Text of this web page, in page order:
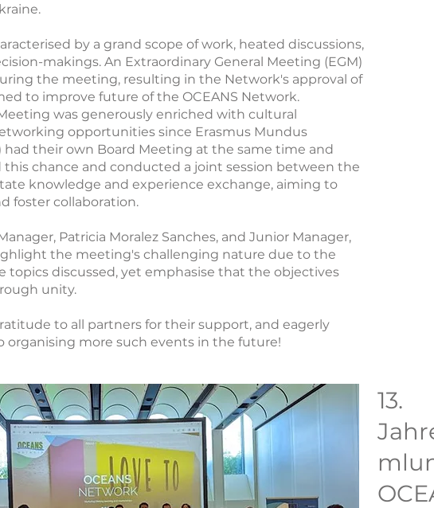
by a grand scope of work, heated discussions,
makings. An Extraordinary General Meeting (EGM)
the meeting, resulting in the Network's approval of
to improve future of the OCEANS Network.
was generously enriched with cultural
opportunities since Erasmus Mundus
had their own Board Meeting at the same time and
this chance and conducted a joint session between the
knowledge and experience exchange, aiming to
foster collaboration.
Patricia Moralez Sanches, and Junior Manager,
the meeting's challenging nature due to the
topics discussed, yet emphasise that the objectives
unity.
to all partners for their support, and eagerly
organising more such events in the future!
13.